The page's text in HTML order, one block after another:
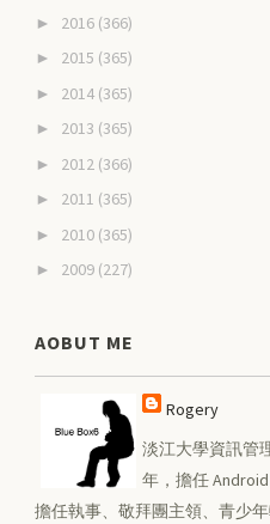
► 2016 (366)
► 2015 (365)
► 2014 (365)
► 2013 (365)
► 2012 (366)
► 2011 (365)
► 2010 (365)
► 2009 (227)
AOBUT ME
Rogery
淡江大學資訊管
年，擔任
擔任執事、敬拜團主領、青少